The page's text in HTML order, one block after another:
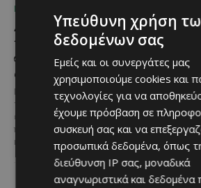
ΜΈΝΟΥΜΕ ΕΝΗΜΕΡΩΜΈΝΟΙ
Διεθνώς αναγνωρισμένα
κρασιά στην κορυφαία
σχέση ποιότητας-τιμής
από τη Lidl Κύπρου
Με σφραγίδα ποιότητας από
τους Masters of Wine, η κάβα της
εταιρείας συνδυάζει εξαιρετική
ποικιλία, διεθνείς διακρίσεις
και...
Έργο
με
Ε.Ε. Με τελετή που
Πέμπτης,
Υπεύθυνη χρήση
δεδομένων σας
Εμείς και οι συνεργάτες μας
χρησιμοποιούμε cookies και
τεχνολογίες για να
έχουμε πρόσβαση σε
συσκευή σας και να
προσωπικά δεδομένα, όπως
διεύθυνση IP σας, μοναδικά
αναγνωριστικά και δεδομένα